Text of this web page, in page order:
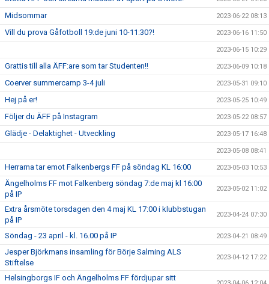
Midsommar 2023-06-22 08:13
Vill du prova Gåfotboll 19:de juni 10-11:30?! 2023-06-16 11:50
2023-06-15 10:29
Grattis till alla ÄFF:are som tar Studenten!! 2023-06-09 10:18
Coerver summercamp 3-4 juli 2023-05-31 09:10
Hej på er! 2023-05-25 10:49
Följer du ÄFF på Instagram 2023-05-22 08:57
Glädje - Delaktighet - Utveckling 2023-05-17 16:48
2023-05-08 08:41
Herrarna tar emot Falkenbergs FF på söndag KL 16:00 2023-05-03 10:53
Ängelholms FF mot Falkenberg söndag 7:de maj kl 16:00
på IP
2023-05-02 11:02
Extra årsmöte torsdagen den 4 maj KL 17:00 i klubbstugan
på IP
2023-04-24 07:30
Söndag - 23 april - kl. 16.00 på IP 2023-04-21 08:49
Jesper Björkmans insamling för Börje Salming ALS
Stiftelse
2023-04-12 17:22
Helsingborgs IF och Ängelholms FF fördjupar sitt